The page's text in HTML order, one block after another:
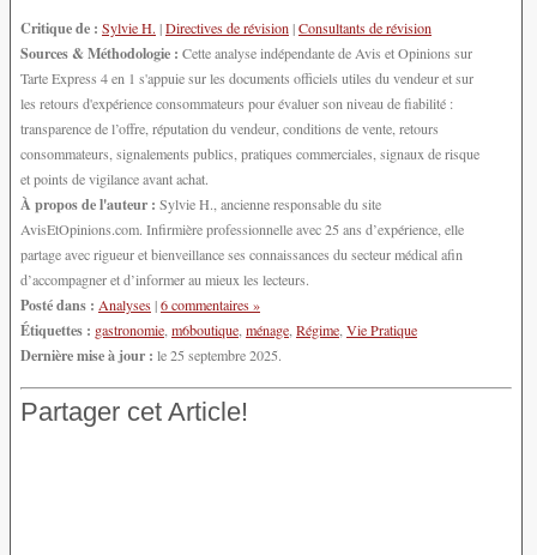
Critique de : Sylvie H. |Directives de révision|Consultants de révision
Sources & Méthodologie : Cette analyse indépendante de Avis et Opinions sur
Tarte Express 4 en 1 s'appuie sur les documents officiels utiles du vendeur et sur
les retours d'expérience consommateurs pour évaluer son niveau de fiabilité :
transparence de l’offre, réputation du vendeur, conditions de vente, retours
consommateurs, signalements publics, pratiques commerciales, signaux de risque
et points de vigilance avant achat.
À propos de l'auteur : Sylvie H., ancienne responsable du site
AvisEtOpinions.com. Infirmière professionnelle avec 25 ans d’expérience, elle
partage avec rigueur et bienveillance ses connaissances du secteur médical afin
d’accompagner et d’informer au mieux les lecteurs.
Posté dans : Analyses|6 commentaires »
Étiquettes : gastronomie m6boutique ménage Régime Vie Pratique
Dernière mise à jour : le 25 septembre 2025.
Partager cet Article!